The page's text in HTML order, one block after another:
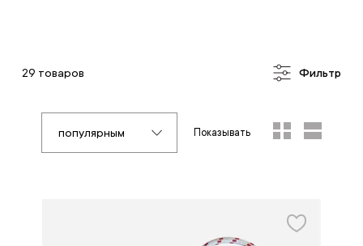
29 товаров Фильтр
популярным Показывать